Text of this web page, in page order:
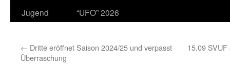
Inhalt
Jugend
“UFO” 2026
← Dritte eröffnet Saison 2024/25 und verpasst
Überraschung
15.09